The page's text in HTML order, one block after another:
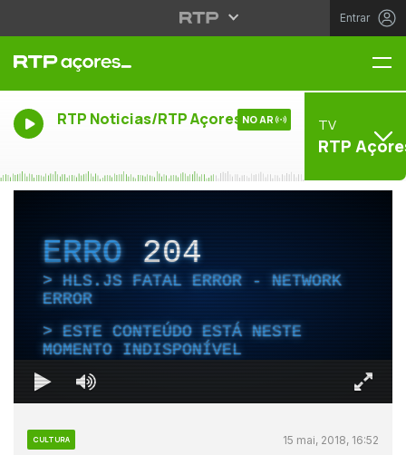
Entrar
RTP Noticias/RTP Açores NO AR TV
RTP
ERRO204
HLS.JS FATAL ERROR - NETWORK
ERROR
ESTE CONTEÚDO ESTÁ NESTE
MOMENTO INDISPONÍVEL
CULTURA 15 mai, 2018, 16:52